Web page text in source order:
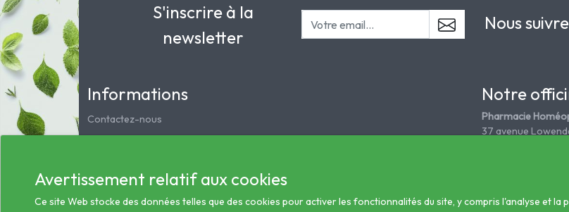
S'inscrire à la
newsletter
Nous suivre
Informations
Contactez-nous
Mentions légales
Service clients
Les préparations magistrales et homéopathiques
Notre
Pharmacie
37 avenue
Avertissement relatif aux cookies
Ce site Web stocke des données telles que des cookies pour activer les fonctionnalités du site, y compris l'analyse et